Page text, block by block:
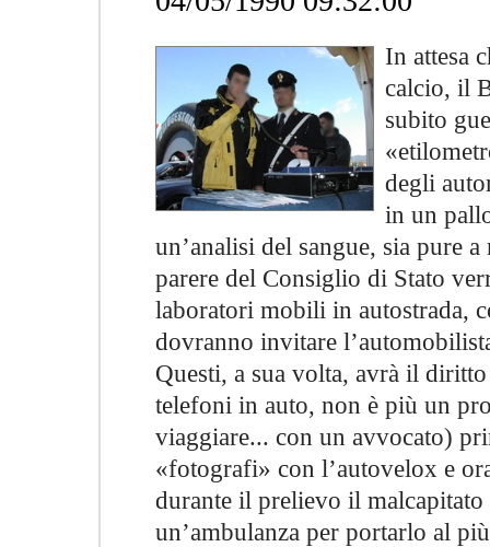
In attesa
calcio, il
subito
degli
in un
un’analisi del sangue, sia pure
parere del Consiglio di Stato
laboratori mobili in autostrada,
dovranno invitare
Questi, a sua volta, avrà il
telefoni in auto, non è più un
viaggiare... con un avvocato)
«fotografi» con l’autovelox e
durante il prelievo il malcapitato
un’ambulanza per portarlo al